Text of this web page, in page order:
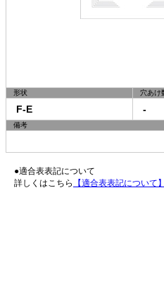
形状 穴あけ
F-E -
備考
●適合表表記について
詳しくはこちら
【適合表表記について】